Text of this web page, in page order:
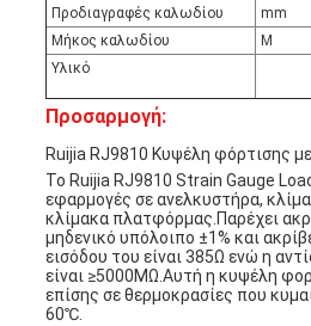
Προδιαγραφές καλωδίου
mm
Μήκος καλωδίου
Μ
Υλικό
Προσαρμογή:
Ruijia RJ9810 Κυψέλη φόρτισης
Το Ruijia RJ9810 Strain Gauge Load
εφαρμογές σε ανελκυστήρα,
κλίμακα πλατφόρμας.Παρέχει
μηδενικό υπόλοιπο ±1% και
εισόδου του είναι 385Ω ενώ η
είναι ≥5000MΩ.Αυτή η κυψέλη
επίσης σε θερμοκρασίες που
60℃.